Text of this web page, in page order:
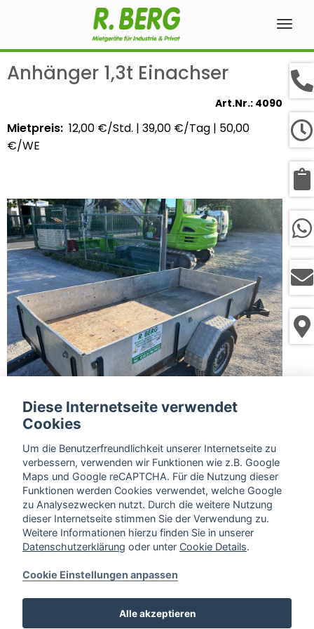
Anhänger 1,3t Einachser
Art.Nr.: 4090
Mietpreis: 12,00 €/Std. | 39,00 €/Tag | 50,00
€/WE
« zurück zur Übersicht
zum Video
zur Mietanfrage hinzufügen
Diese Internetseite verwendet
Cookies
Um die Benutzerfreundlichkeit unserer Internetseite zu
verbessern, verwenden wir Funktionen wie z.B. Google
Maps und Google reCAPTCHA. Für die Nutzung dieser
Funktionen werden Cookies verwendet, welche Google
zu Analysezwecken nutzt. Durch die weitere Nutzung
dieser Internetseite stimmen Sie der Verwendung zu.
Weitere Informationen hierzu finden Sie in unserer
Datenschutzerklärung oder unter Cookie Details.
Cookie Einstellungen anpassen
Alle akzeptieren